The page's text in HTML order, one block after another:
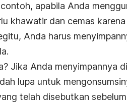
apabila Anda
khawatir dan cemas
Anda harus
Jika Anda menyimpannya
lupa untuk
telah disebutkan